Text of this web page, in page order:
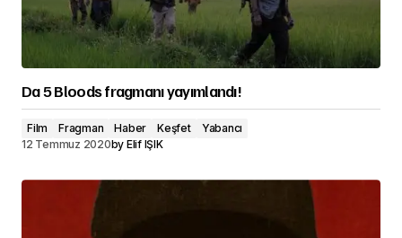
Da 5 Bloods fragmanı yayımlandı!
Film Fragman Haber Keşfet
Yabancı
12 Temmuz 2020by Elif IŞIK